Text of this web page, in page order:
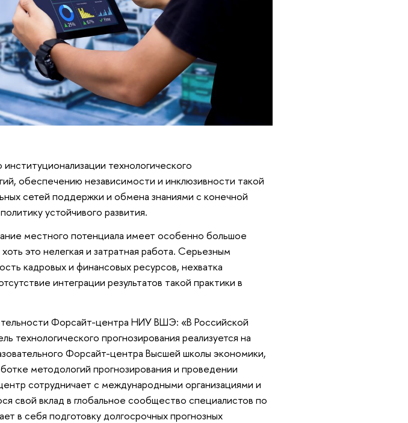
технологического
обеспечению независимости и инклюзивности такой
сетей поддержки и обмена знаниями с конечной
устойчивого развития.
местного потенциала имеет особенно большое
это нелегкая и затратная работа. Серьезным
кадровых и финансовых ресурсов, нехватка
интеграции результатов такой практики в
Форсайт-центра НИУ ВШЭ: «В Российской
технологического прогнозирования реализуется на
Форсайт-центра Высшей школы экономики,
методологий прогнозирования и проведении
сотрудничает с международными организациями и
свой вклад в глобальное сообщество специалистов по
в себя подготовку долгосрочных прогнозных